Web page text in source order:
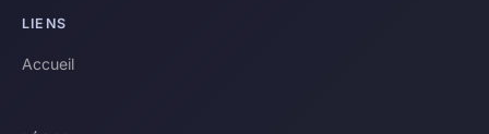
LIENS
Accueil